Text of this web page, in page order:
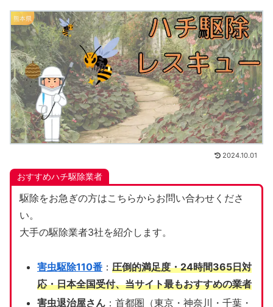
熊本県
2024.10.01
おすすめハチ駆除業者
駆除をお急ぎの方はこちらからお問い合わせくださ
い。
大手の駆除業者3社を紹介します。
害虫駆除110番： 圧倒的満足度・24時間365日対
応・日本全国受付、当サイト最もおすすめの業者
害虫退治屋さん：首都圏（東京・神奈川・千葉・